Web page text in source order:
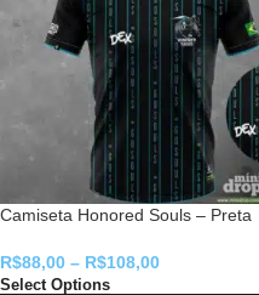
Camiseta Honored Souls – Preta
R$88,00 – R$108,00
Select Options